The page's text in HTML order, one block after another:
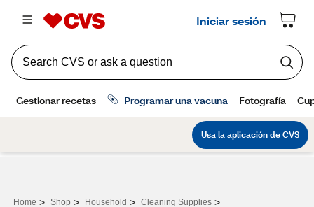
Home > Shop > Household > Cleaning Supplies >